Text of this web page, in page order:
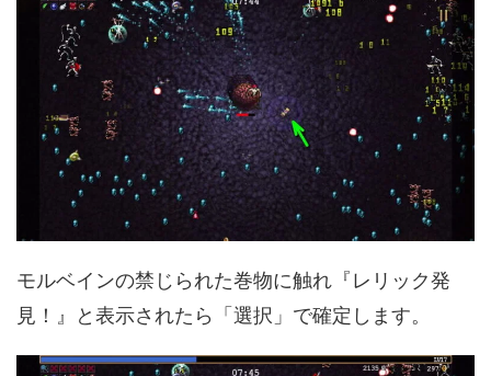
モルベインの禁じられた巻物に触れ『レリック発
見！』と表示されたら「選択」で確定します。